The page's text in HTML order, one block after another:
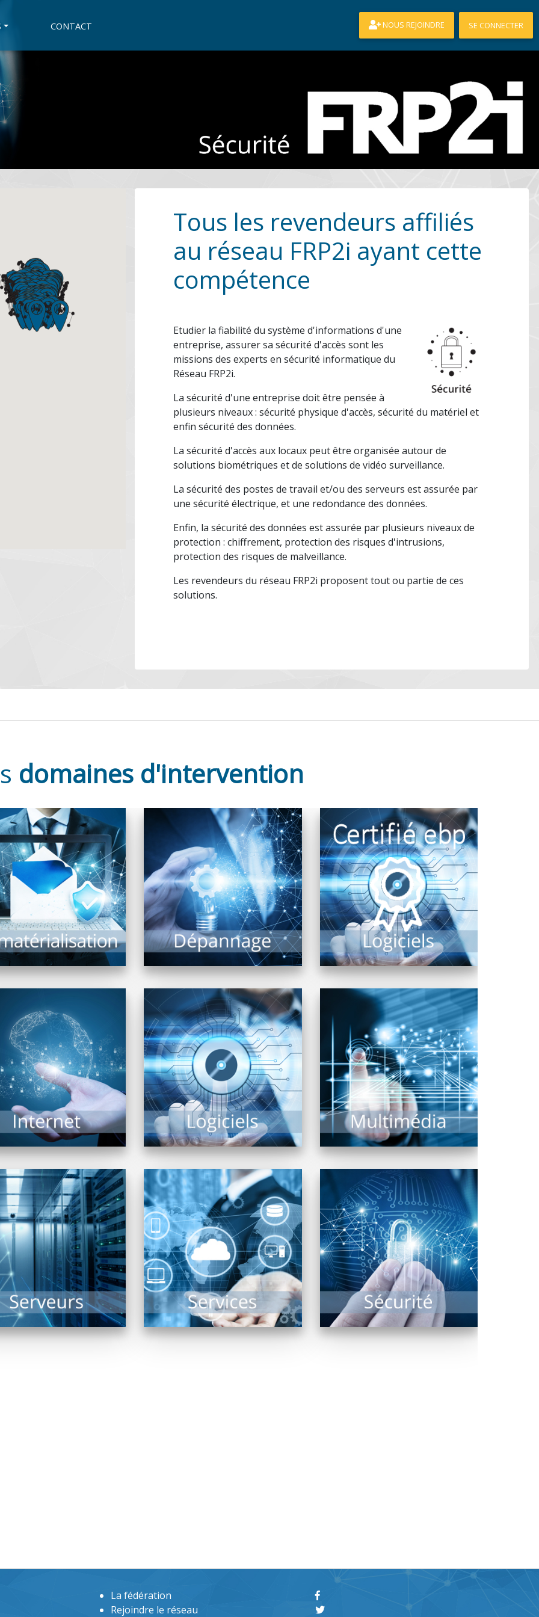
CONTACT NOUS REJOINDRE SE CONNECTER
Tous les revendeurs affiliés
au réseau FRP2i ayant cette
compétence
Etudier la fiabilité du système d'informations d'une
entreprise, assurer sa sécurité d'accès sont les
missions des experts en sécurité informatique du
Réseau FRP2i.
La sécurité d'une entreprise doit être pensée à
plusieurs niveaux : sécurité physique d'accès, sécurité du matériel et
enfin sécurité des données.
La sécurité d'accès aux locaux peut être organisée autour de
solutions biométriques et de solutions de vidéo surveillance.
La sécurité des postes de travail et/ou des serveurs est assurée par
une sécurité électrique, et une redondance des données.
Enfin, la sécurité des données est assurée par plusieurs niveaux de
protection : chiffrement, protection des risques d'intrusions,
protection des risques de malveillance.
Les revendeurs du réseau FRP2i proposent tout ou partie de ces
solutions.
domaines d'intervention
dématérialisation de
présente de
avantages et
intérêts : Recherche
rapide,
limitation...
EN SAVOIR PLUS
Malgré les évolutions
technologiques, le risque de
panne ne peut être exclu. Il est
alors précieux...
EN SAVOIR PLUS
Les revendeurs FRP2i certifiés
ebp proposent leur expertise
sur les produits comptabilité
gestion commerciale paye
métiers...
EN SAVOIR PLUS
moteurs de
matériel de
Internet est un
univers ou matériels et
logiciels...
EN SAVOIR PLUS
Trouver « LE » logiciel
répondant à un besoin précis
est une tâche complexe tant
il...
EN SAVOIR PLUS
Pour la diffusion de contenus
multimédia, affichage
dynamique intérieur ou
extérieur, bornes interactives,
vidéo projection, écrans...
EN SAVOIR PLUS
TPE, PME, ou de
plus conséquente, le(s)
reste(nt) dans tous
les cas le...
EN SAVOIR PLUS
Sauvegarde, Sécurité,
Solutions Cloud, Infogérance,
Assistance, PRA, Saas,
réponses aux appels au
secours… l’informatique n’est
plus...
EN SAVOIR PLUS
Etudier la fiabilité du système
d’informations d’une
entreprise, assurer sa sécurité
d’accès sont les missions des...
EN SAVOIR PLUS
La fédération
Rejoindre le réseau